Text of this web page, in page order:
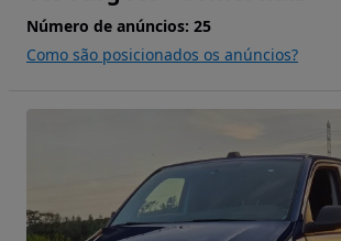
Número de anúncios: 25
Como são posicionados os anúncios?